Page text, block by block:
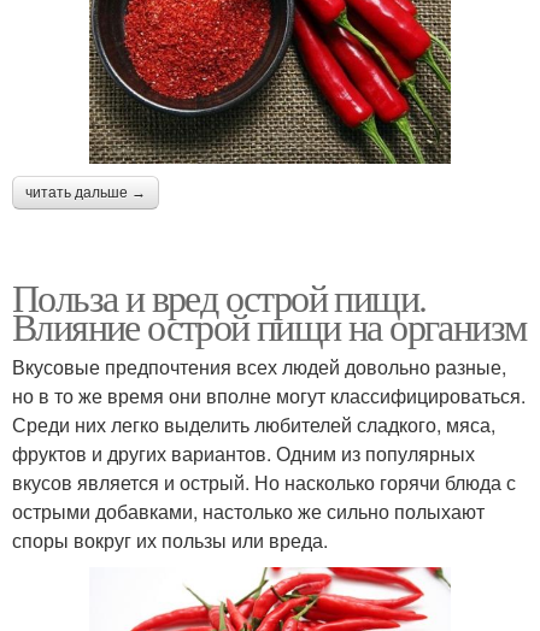
читать дальше →
Польза и вред острой пищи.
Влияние острой пищи на организм
Вкусовые предпочтения всех людей довольно разные,
но в то же время они вполне могут классифицироваться.
Среди них легко выделить любителей сладкого, мяса,
фруктов и других вариантов. Одним из популярных
вкусов является и острый. Но насколько горячи блюда с
острыми добавками, настолько же сильно полыхают
споры вокруг их пользы или вреда.